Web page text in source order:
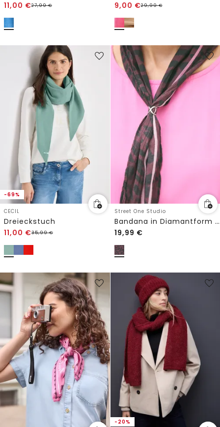
11,00 €27,99€
9,00 €29,99€
-69%
CECIL
Dreieckstuch
11,00 €35,99€
Street One Studio
Bandana in Diamantform mit Ring
19,99 €
-20%